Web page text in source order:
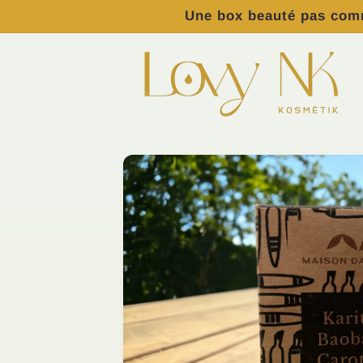
au
Une box beauté pas
Passer aux
informations
produits